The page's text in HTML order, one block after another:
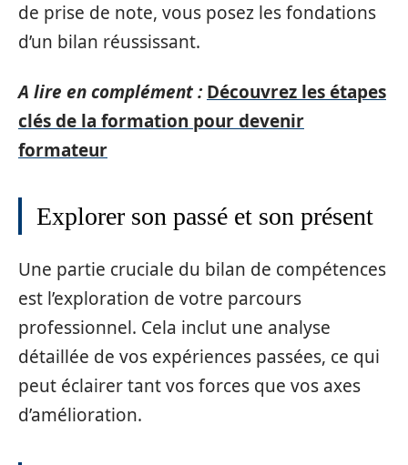
de prise de note, vous posez les fondations
d’un bilan réussissant.
A lire en complément : Découvrez les étapes
clés de la formation pour devenir
formateur
Explorer son passé et son présent
Une partie cruciale du bilan de compétences
est l’exploration de votre parcours
professionnel. Cela inclut une analyse
détaillée de vos expériences passées, ce qui
peut éclairer tant vos forces que vos axes
d’amélioration.